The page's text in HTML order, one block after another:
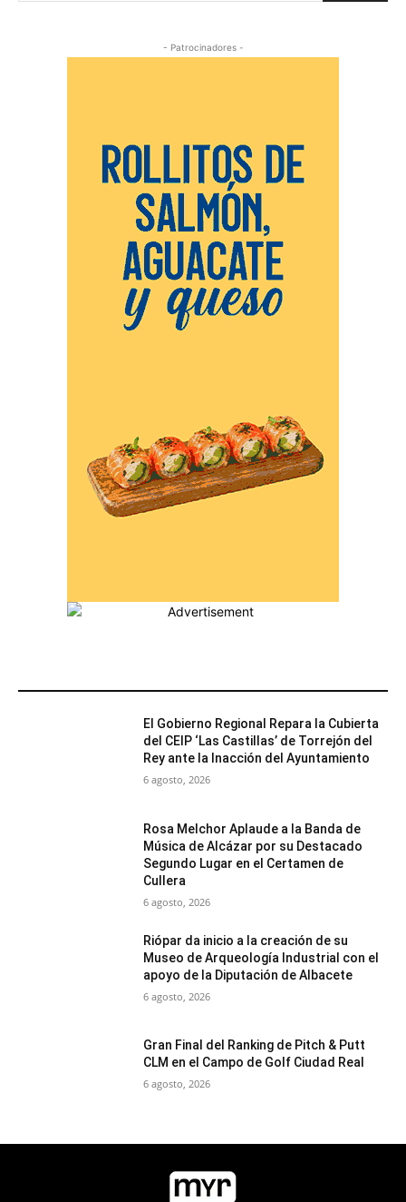
- Patrocinadores -
El Gobierno Regional Repara la Cubierta
del CEIP ‘Las Castillas’ de Torrejón del
Rey ante la Inacción del Ayuntamiento
6 agosto, 2026
Rosa Melchor Aplaude a la Banda de
Música de Alcázar por su Destacado
Segundo Lugar en el Certamen de
Cullera
6 agosto, 2026
Riópar da inicio a la creación de su
Museo de Arqueología Industrial con el
apoyo de la Diputación de Albacete
6 agosto, 2026
Gran Final del Ranking de Pitch & Putt
CLM en el Campo de Golf Ciudad Real
6 agosto, 2026